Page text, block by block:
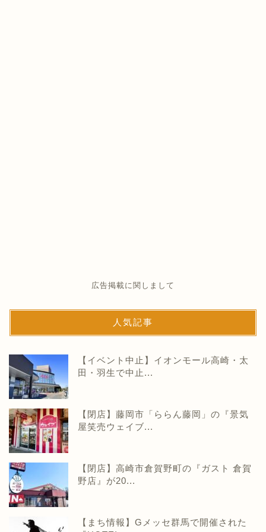
広告掲載に関しまして
人気記事
【イベント中止】イオンモール高崎・太
田・羽生で中止...
【閉店】藤岡市「ららん藤岡」の『景気
屋笑売ウェイブ...
【閉店】高崎市倉賀野町の『ガスト 倉賀
野店』が20...
【まち情報】Gメッセ群馬で開催された